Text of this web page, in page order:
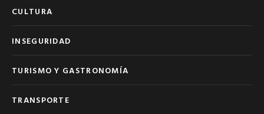
CULTURA
INSEGURIDAD
TURISMO Y GASTRONOMÍA
TRANSPORTE